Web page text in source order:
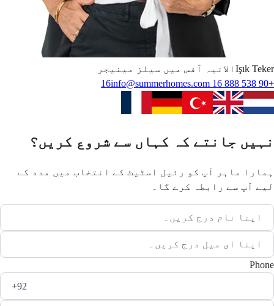
Işık Teker
الانیہ آفس میں سیلز مینیجر
+90 538 888 16 16
info@summerhomes.com
نہیں جانتے کہ کہاں سے شروع کریں؟
ہمارا ماہر آپ کو رئیل اسٹیٹ کے انتخاب میں مدد کے
لیے آپ سے رابطہ کرے گا۔
Phone